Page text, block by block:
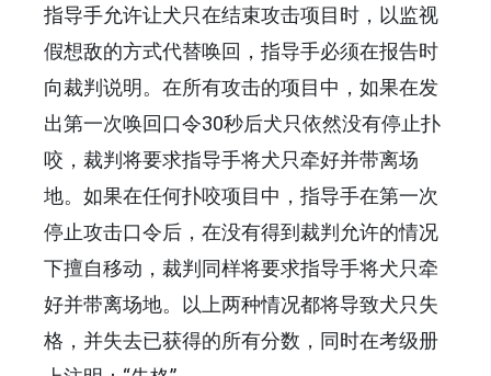
指导手允许让犬只在结束攻击项目时，以监视
假想敌的方式代替唤回，指导手必须在报告时
向裁判说明。在所有攻击的项目中，如果在发
出第一次唤回口令30秒后犬只依然没有停止扑
咬，裁判将要求指导手将犬只牵好并带离场
地。如果在任何扑咬项目中，指导手在第一次
停止攻击口令后，在没有得到裁判允许的情况
下擅自移动，裁判同样将要求指导手将犬只牵
好并带离场地。以上两种情况都将导致犬只失
格，并失去已获得的所有分数，同时在考级册